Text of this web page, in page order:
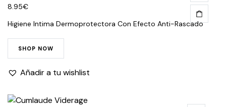
8.95€
Higiene Intima Dermoprotectora Con Efecto Anti-Rascado
SHOP NOW
Añadir a tu wishlist